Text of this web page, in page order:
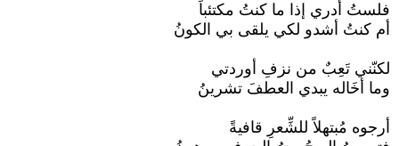
فلستُ أدري إذا ما كنتُ مكتئباً
أم كنتُ أشدو لكي يلقى بي الكونُ
لكنّني تَعِبٌ من نزفِ أوردتي
وما أخَاله يبدي العطفَ تشرينُ
أرجوه مُبتهلاً للشِّعرِ قافيةً